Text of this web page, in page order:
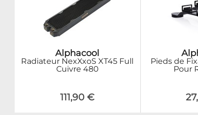
Alphacool
Radiateur NexXxoS XT45 Full
Cuivre 480
111,90 €
Pieds de
Pour